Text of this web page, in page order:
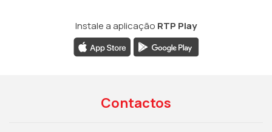
Instale a aplicação RTP Play
Contactos